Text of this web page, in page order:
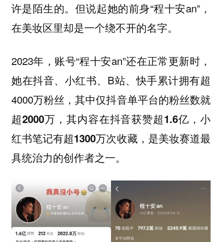
许是陌生的。但说起她的前身“程十安an”，
在美妆区里却是一个绕不开的名字。
2023年，账号“程十安an”还在正常更新时，
她在抖音、小红书、B站、快手累计拥有超
4000万粉丝，其中仅抖音单平台的粉丝数就
超2000万，其内容在抖音获赞超1.6亿，小
红书笔记有超1300万次收藏， 是美妆赛道最
具统治力的创作者之一。